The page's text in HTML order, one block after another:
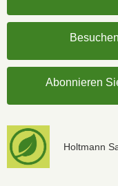
Abonnieren
Holtmann